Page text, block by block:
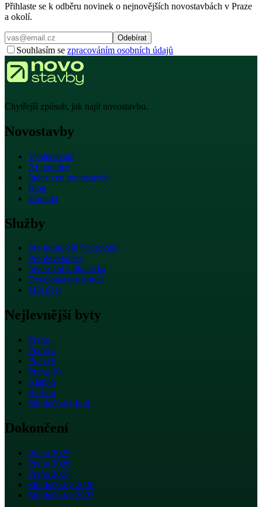
Přihlaste se k odběru novinek o nejnovějších novostavbách v Praze
a okolí.
Odebírat
Souhlasím se zpracováním osobních údajů
Chytřejší způsob, jak najít novostavbu.
Novostavby
Vyhledávání
AI poradce
Index cen novostaveb
Blog
Kontakt
Služby
Pro kupující0 % provize
Pro developery
Investiční kalkulačka
Developerský portál
Můj účet
Nejlevnější byty
Praha
Praha 5
Praha 9
Praha 10
Kladno
Beroun
Středočeský kraj
Dokončení
Praha 2025
Praha 2026
Praha 2027
Středočeský 2026
Středočeský 2027